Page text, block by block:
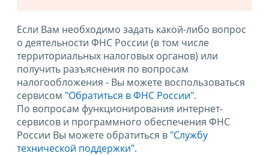
Если Вам необходимо задать какой-либо вопрос
о деятельности ФНС России (в том числе
территориальных налоговых органов) или
получить разъяснения по вопросам
налогообложения - Вы можете воспользоваться
сервисом "Обратиться в ФНС России".
По вопросам функционирования интернет-
сервисов и программного обеспечения ФНС
России Вы можете обратиться в "Службу
технической поддержки".